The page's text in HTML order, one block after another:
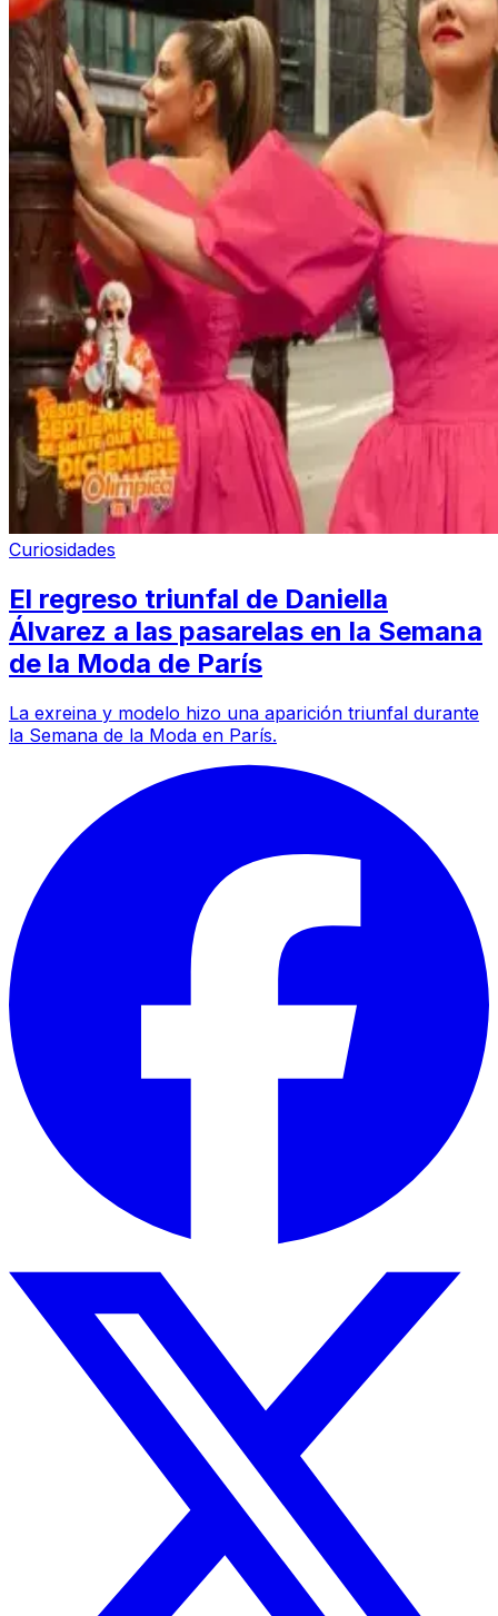
Curiosidades
El regreso triunfal de Daniella
Álvarez a las pasarelas en la Semana
de la Moda de París
La exreina y modelo hizo una aparición triunfal durante
la Semana de la Moda en París.